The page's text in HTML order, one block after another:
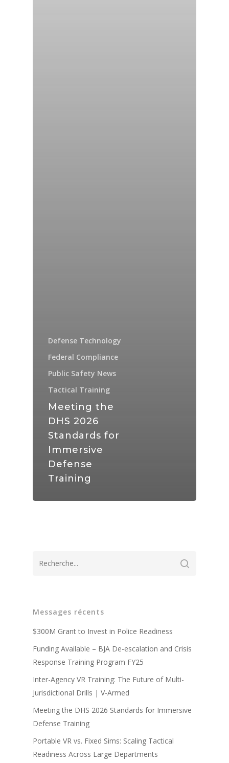
Defense Technology
Federal Compliance
Public Safety News
Tactical Training
Meeting the
DHS 2026
Standards for
Immersive
Defense
Training
Messages récents
$300M Grant to Invest in Police Readiness
Funding Available – BJA De-escalation and Crisis
Response Training Program FY25
Inter-Agency VR Training: The Future of Multi-
Jurisdictional Drills | V-Armed
Meeting the DHS 2026 Standards for Immersive
Defense Training
Portable VR vs. Fixed Sims: Scaling Tactical
Readiness Across Large Departments
A propos de
Partenaires
Presse
Démonstration
Technologie
virtuel V-Armed
Police
policière
Partenaires
Avantages de la
Vidéos d'entraînement
militaire
Contact